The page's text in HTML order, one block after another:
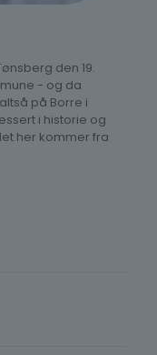
den 19.
- og da
på Borre i
i historie og
her kommer fra